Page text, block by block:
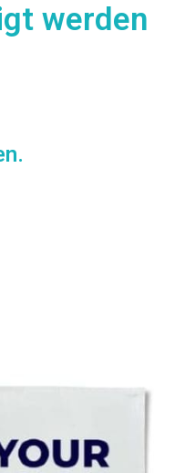
werden